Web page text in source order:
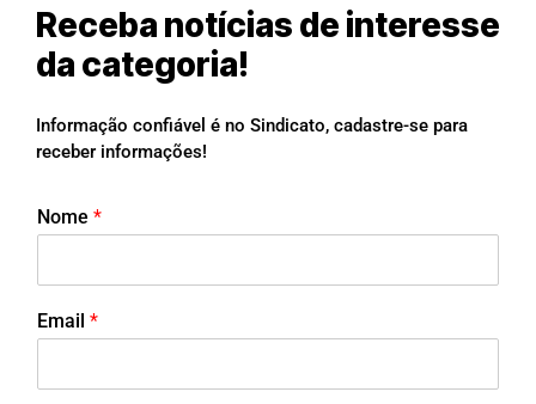
Receba notícias de interesse
da categoria!
Informação confiável é no Sindicato, cadastre-se para
receber informações!
Nome *
Email *